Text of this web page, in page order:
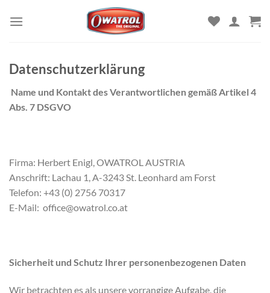
Inhalt
Datenschutzerklärung
Name und Kontakt des Verantwortlichen gemäß Artikel 4
Abs. 7 DSGVO
Firma: Herbert Enigl, OWATROL AUSTRIA
Anschrift: Lachau 1, A-3243 St. Leonhard am Forst
Telefon: +43 (0) 2756 70317
E-Mail: office@owatrol.co.at
Sicherheit und Schutz Ihrer personenbezogenen Daten
Wir betrachten es als unsere vorrangige Aufgabe, die